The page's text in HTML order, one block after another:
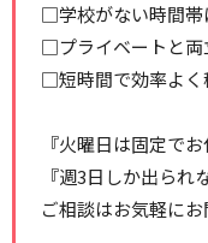
□学校がない時間帯
□プライベートと両
□短時間で効率よく
『火曜日は固定で
『週3日しか出られ
ご相談はお気軽に